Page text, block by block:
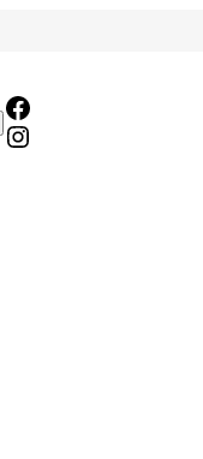
Facebook
Instagram